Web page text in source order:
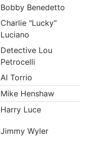
Bobby Benedetto
Charlie "Lucky"
Luciano
Detective Lou
Petrocelli
Al Torrio
Mike Henshaw
Harry Luce
Jimmy Wyler